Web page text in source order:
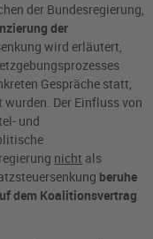
der Bundesregierung,
der
wird erläutert,
Gespräche statt,
Der Einfluss von
und
nicht als
beruhe
dem Koalitionsvertrag